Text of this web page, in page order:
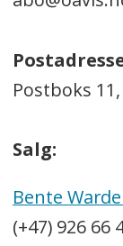
Postboks
Salg:
Bente
(+47) 926 66